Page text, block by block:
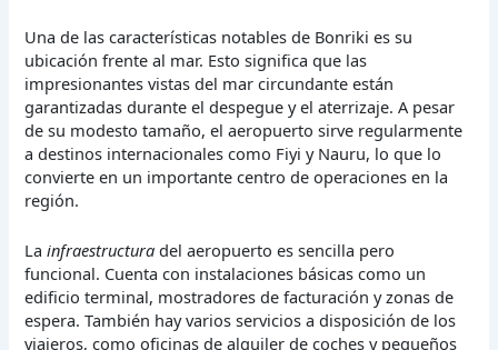
Una de las características notables de Bonriki es su
ubicación frente al mar. Esto significa que las
impresionantes vistas del mar circundante están
garantizadas durante el despegue y el aterrizaje. A pesar
de su modesto tamaño, el aeropuerto sirve regularmente
a destinos internacionales como Fiyi y Nauru, lo que lo
convierte en un importante centro de operaciones en la
región.
Lainfraestructura del aeropuerto es sencilla pero
funcional. Cuenta con instalaciones básicas como un
edificio terminal, mostradores de facturación y zonas de
espera. También hay varios servicios a disposición de los
viajeros, como oficinas de alquiler de coches y pequeños